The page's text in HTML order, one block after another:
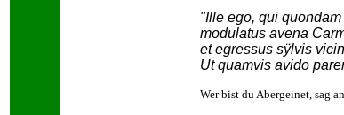
"Ille ego, qui
modulatus avena
et egressus sÿlvis
Ut quamvis avido
Wer bist du Abergeinet, sag